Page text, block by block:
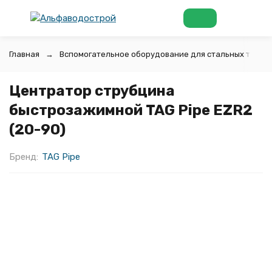
Главная Вспомогательное оборудование для стальных труб
Центратор струбцина
быстрозажимной TAG Pipe EZR2
(20-90)
Бренд: TAG Pipe